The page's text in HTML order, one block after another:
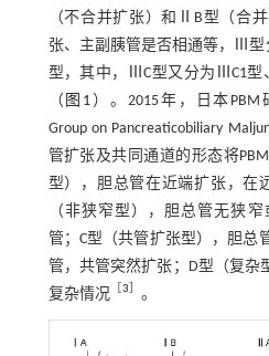
（不合并扩张）和ⅡB型（合
张、主副胰管是否相通等，Ⅲ
型，其中，ⅢC型又分为ⅢC1
（ 图1 ）。2015年，日本PBM
Group on Pancreaticobiliary
管扩张及共同通道的形态将
型），胆总管在近端扩张，在
（非狭窄型），胆总管无狭
管；C型（共管扩张型），胆总
管，共管突然扩张；D型（复杂
复杂情况 ［3］ 。